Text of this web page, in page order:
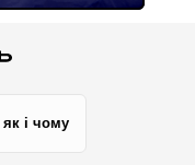
як і чому